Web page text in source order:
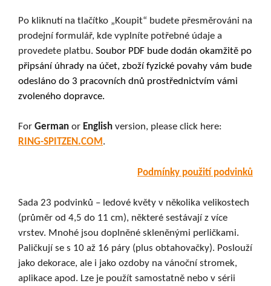
Po kliknutí na tlačítko „Koupit“ budete přesměrováni na
prodejní formulář, kde vyplníte potřebné údaje a
provedete platbu. Soubor PDF bude dodán okamžitě po
připsání úhrady na účet, zboží fyzické povahy vám bude
odesláno do 3 pracovních dnů prostřednictvím vámi
zvoleného dopravce.
For German or English version, please click here:
RING-SPITZEN.COM .
Podmínky použití podvinků
Sada 23 podvinků – ledové květy v několika velikostech
(průměr od 4,5 do 11 cm), některé sestávají z více
vrstev. Mnohé jsou doplněné skleněnými perličkami.
Paličkují se s 10 až 16 páry (plus obtahovačky). Poslouží
jako dekorace, ale i jako ozdoby na vánoční stromek,
aplikace apod. Lze je použít samostatně nebo v sérii